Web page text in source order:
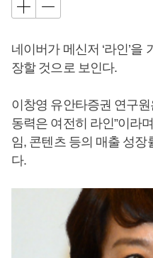
네이버가 메신저 ‘라인’을
장할 것으로 보인다.
이창영 유안타증권 연구
동력은 여전히 라인”이라
임, 콘텐츠 등의 매출 성장
다.